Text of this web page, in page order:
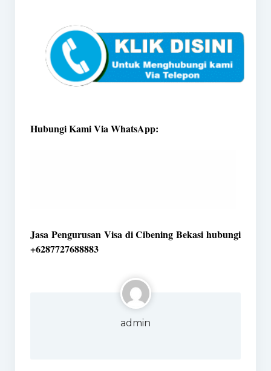
Hubungi Kami Via WhatsApp:
Jasa Pengurusan Visa di Cibening Bekasi hubungi
+6287727688883
admin